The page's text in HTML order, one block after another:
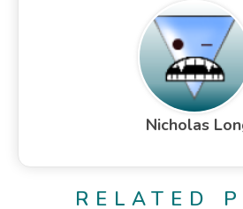
Nicholas
RELATED